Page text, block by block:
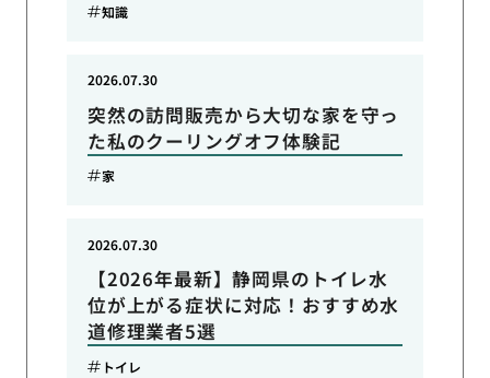
知識
突然の訪問販売から大切な家を守っ
た私のクーリングオフ体験記
2026.07.30
家
【2026年最新】静岡県のトイレ水
位が上がる症状に対応！おすすめ水
道修理業者5選
2026.07.30
トイレ